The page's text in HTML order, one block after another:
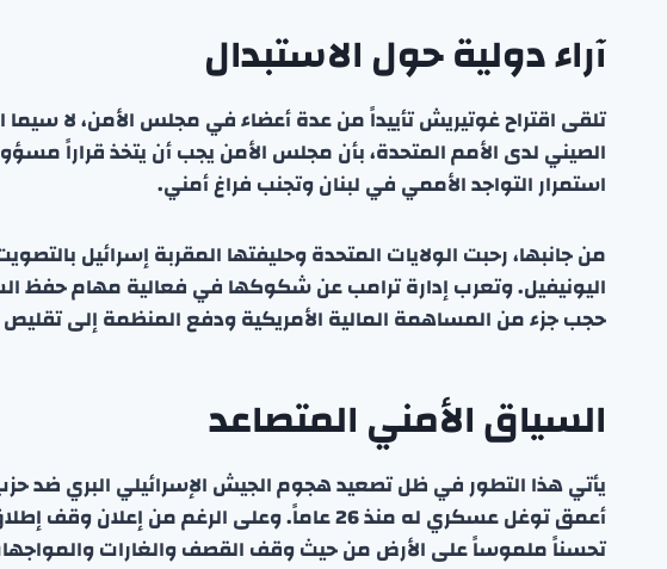
آراء دولية حول الاستبدال
تلقى اقتراح غوتيريش تأييداً من عدة أعضاء في مجلس الأمن، لا
الصيني لدى الأمم المتحدة، بأن مجلس الأمن يجب أن يتخذ قراراً
استمرار التواجد الأممي في لبنان وتجنب فراغ أمني.
من جانبها، رحبت الولايات المتحدة وحليفتها المقربة إسرائيل
اليونيفيل. وتعرب إدارة ترامب عن شكوكها في فعالية مهام حفظ
حجب جزء من المساهمة المالية الأمريكية ودفع المنظمة إلى تقليص
السياق الأمني المتصاعد
يأتي هذا التطور في ظل تصعيد هجوم الجيش الإسرائيلي البري ضد
تحسناً ملموساً على الأرض من حيث وقف القصف والغارات